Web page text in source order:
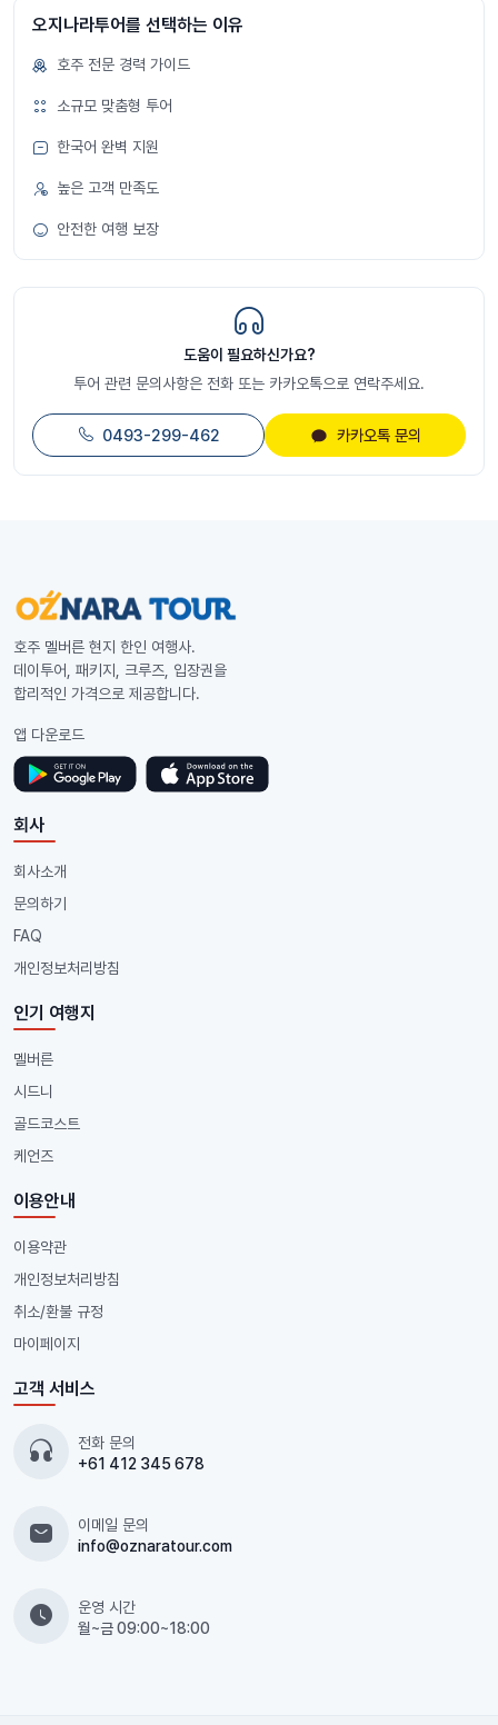
오지나라투어를 선택하는 이유
호주 전문 경력 가이드
소규모 맞춤형 투어
한국어 완벽 지원
높은 고객 만족도
안전한 여행 보장
도움이 필요하신가요?
투어 관련 문의사항은 전화 또는 카카오톡으로 연락주세요.
0493-299-462 카카오톡 문의
호주 멜버른 현지 한인 여행사.
데이투어, 패키지, 크루즈, 입장권을
합리적인 가격으로 제공합니다.
앱 다운로드
회사
회사소개
문의하기
FAQ
개인정보처리방침
인기 여행지
멜버른
시드니
골드코스트
케언즈
이용안내
이용약관
개인정보처리방침
취소/환불 규정
마이페이지
고객 서비스
전화 문의
+61 412 345 678
이메일 문의
info@oznaratour.com
운영 시간
월~금 09:00~18:00